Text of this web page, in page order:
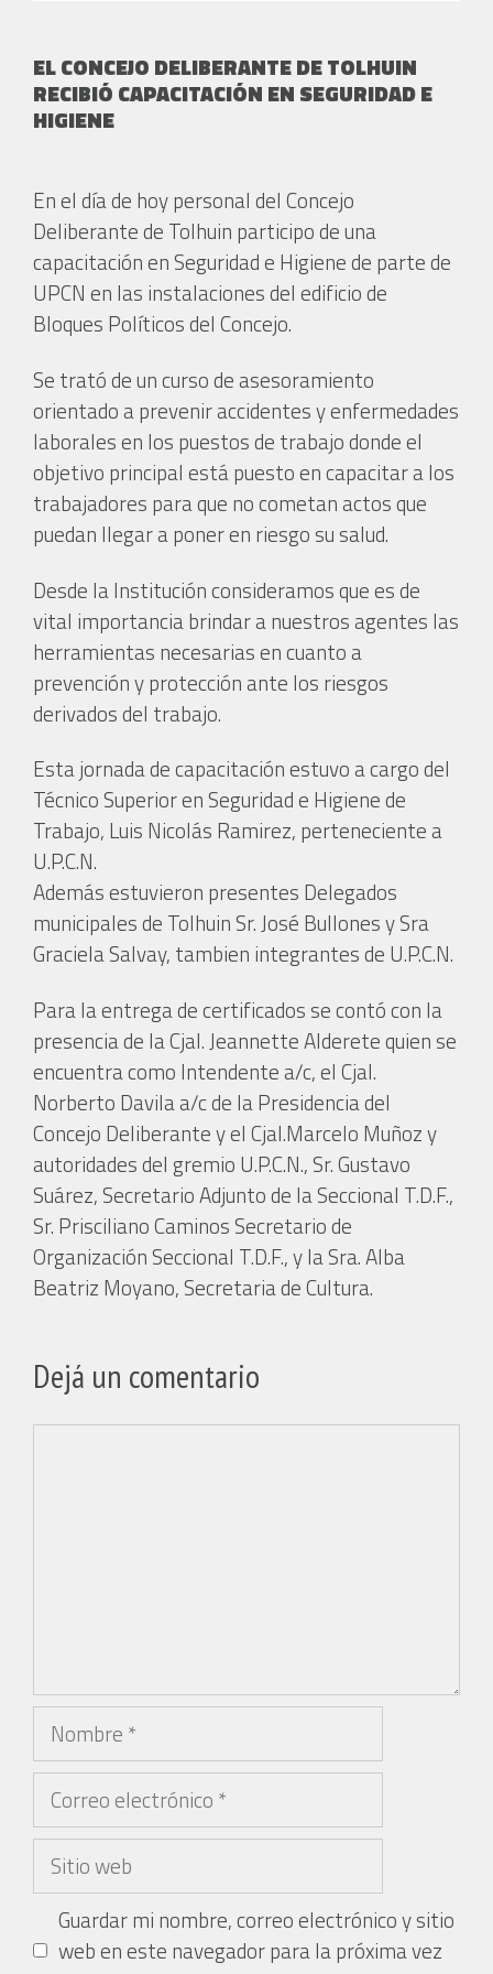
EL CONCEJO DELIBERANTE DE TOLHUIN
RECIBIÓ CAPACITACIÓN EN SEGURIDAD E
HIGIENE
En el día de hoy personal del Concejo
Deliberante de Tolhuin participo de una
capacitación en Seguridad e Higiene de parte de
UPCN en las instalaciones del edificio de
Bloques Políticos del Concejo.
Se trató de un curso de asesoramiento
orientado a prevenir accidentes y enfermedades
laborales en los puestos de trabajo donde el
objetivo principal está puesto en capacitar a los
trabajadores para que no cometan actos que
puedan llegar a poner en riesgo su salud.
Desde la Institución consideramos que es de
vital importancia brindar a nuestros agentes las
herramientas necesarias en cuanto a
prevención y protección ante los riesgos
derivados del trabajo.
Esta jornada de capacitación estuvo a cargo del
Técnico Superior en Seguridad e Higiene de
Trabajo, Luis Nicolás Ramirez, perteneciente a
U.P.C.N.
Además estuvieron presentes Delegados
municipales de Tolhuin Sr. José Bullones y Sra
Graciela Salvay, tambien integrantes de U.P.C.N.
Para la entrega de certificados se contó con la
presencia de la Cjal. Jeannette Alderete quien se
encuentra como Intendente a/c, el Cjal.
Norberto Davila a/c de la Presidencia del
Concejo Deliberante y el Cjal.Marcelo Muñoz y
autoridades del gremio U.P.C.N., Sr. Gustavo
Suárez, Secretario Adjunto de la Seccional T.D.F.,
Sr. Prisciliano Caminos Secretario de
Organización Seccional T.D.F., y la Sra. Alba
Beatriz Moyano, Secretaria de Cultura.
Dejá un comentario
Guardar mi nombre, correo electrónico y sitio
web en este navegador para la próxima vez